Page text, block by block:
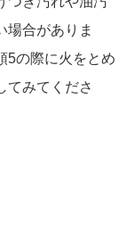
場合がありま
5の際に火をとめ
てみてくださ